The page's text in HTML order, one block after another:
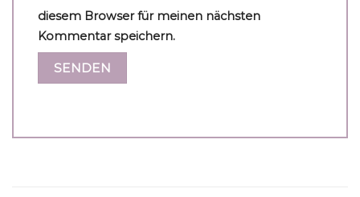
diesem Browser für meinen nächsten
Kommentar speichern.